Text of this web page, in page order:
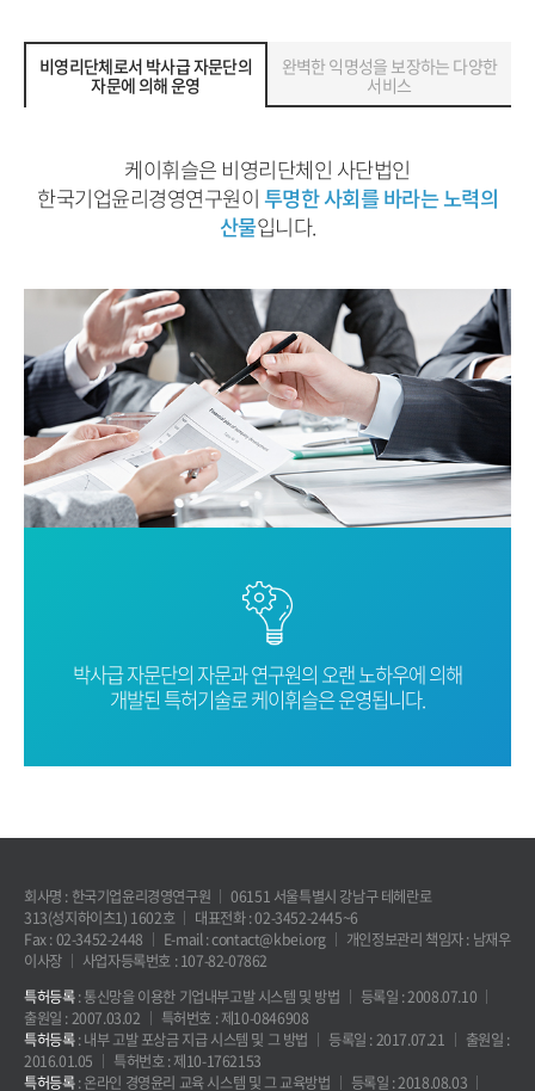
비영리단체로서 박사급 자문단의
자문에 의해 운영
완벽한 익명성을 보장하는 다양한
서비스
케이휘슬은 비영리단체인 사단법인
한국기업윤리경영연구원이투명한 사회를 바라는 노력의
산물입니다.
박사급 자문단의 자문과 연구원의 오랜노하우에 의해
개발된 특허기술로케이휘슬은 운영됩니다.
회사명 : 한국기업윤리경영연구원
06151 서울특별시 강남구 테헤란로
313(성지하이츠1) 1602호
대표전화 : 02-3452-2445~6
Fax : 02-3452-2448
E-mail : contact@kbei.org
개인정보관리 책임자 : 남재우
이사장
사업자등록번호 : 107-82-07862
특허등록: 통신망을 이용한 기업내부고발 시스템 및 방법
등록일 : 2008.07.10
출원일 : 2007.03.02
특허번호 : 제10-0846908
특허등록: 내부 고발 포상금 지급 시스템 및 그 방법 등록일 : 2017.07.21
출원일 :
2016.01.05
특허번호 : 제10-1762153
특허등록: 온라인 경영윤리 교육 시스템 및 그 교육방법 등록일 : 2018.08.03